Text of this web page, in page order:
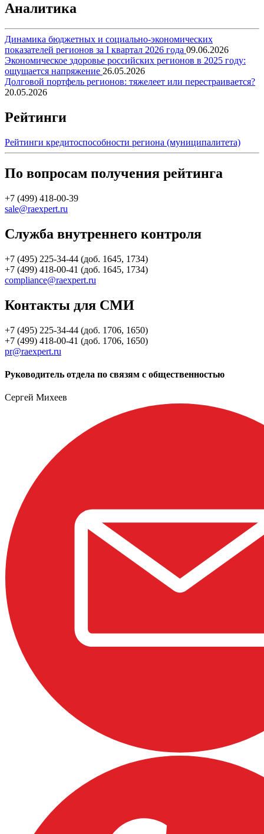
Аналитика
Динамика бюджетных и социально-экономических
показателей регионов за I квартал 2026 года 09.06.2026
Экономическое здоровье российских регионов в 2025 году:
ощущается напряжение 26.05.2026
Долговой портфель регионов: тяжелеет или перестраивается?
20.05.2026
Рейтинги
Рейтинги кредитоспособности региона (муниципалитета)
По вопросам получения рейтинга
+7 (499) 418-00-39
sale@raexpert.ru
Служба внутреннего контроля
+7 (495) 225-34-44 (доб. 1645, 1734)
+7 (499) 418-00-41 (доб. 1645, 1734)
compliance@raexpert.ru
Контакты для СМИ
+7 (495) 225-34-44 (доб. 1706, 1650)
+7 (499) 418-00-41 (доб. 1706, 1650)
pr@raexpert.ru
Руководитель отдела по связям с общественностью
Сергей Михеев